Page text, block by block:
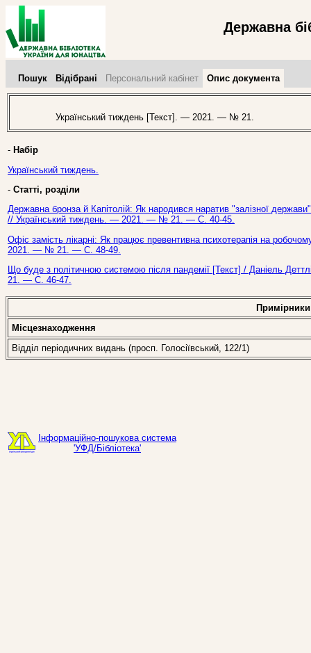
Державна
Пошук Відібрані Персональний кабінет Опис документа
Український тиждень [Текст]. — 2021. — № 21.
- Набір
Український тиждень.
- Статті, розділи
Державна бронза й Капітолій: Як народився наратив "залізної
// Український тиждень. — 2021. — № 21. — С. 40-45.
Офіс замість лікарні: Як працює превентивна психотерапія на
2021. — № 21. — С. 48-49.
Що буде з політичною системою після пандемії [Текст] / Даніель
21. — С. 46-47.
Примірники
Місцезнаходження
Відділ періодичних видань (просп. Голосіївський, 122/1)
Інформаційно-пошукова система
'УФД/Бібліотека'